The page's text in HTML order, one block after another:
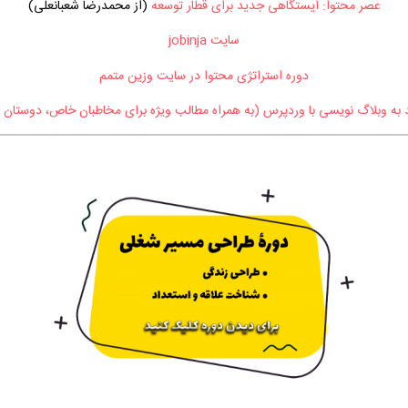
عصر محتوا: ایستگاهی جدید برای قطار توسعه (از محمدرضا شعبانعلی)
سایت jobinja
دوره استراتژی محتوا در سایت وزین متمم
به وبلاگ نویسی با وردپرس (به همراه مطالب ویژه برای مخاطبان خاص، دوستان